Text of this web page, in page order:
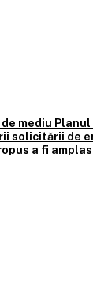
mediu
de
a fi